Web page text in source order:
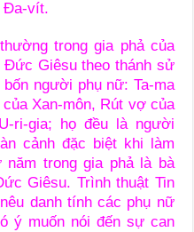
Đa-vít.
trong gia phả của
Giêsu theo thánh sử
người phụ nữ: Ta-ma
Xan-môn, Rút vợ của
ri-gia; họ đều là người
cảnh đặc biệt khi làm
trong gia phả là bà
Giêsu. Trình thuật Tin
danh tính các phụ nữ
ý muốn nói đến sự can